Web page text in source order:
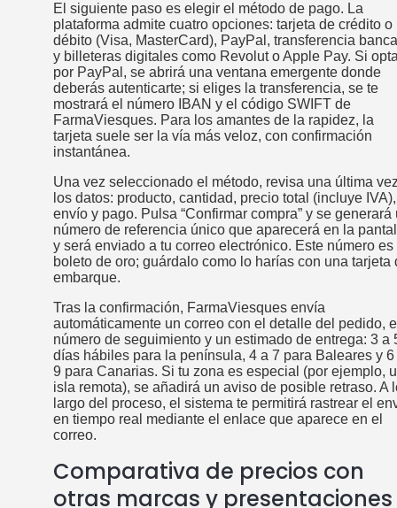
El siguiente paso es elegir el método de pago. La
plataforma admite cuatro opciones: tarjeta de crédito o
débito (Visa, MasterCard), PayPal, transferencia
y billeteras digitales como Revolut o Apple Pay. Si
por PayPal, se abrirá una ventana emergente donde
deberás autenticarte; si eliges la transferencia, se te
mostrará el número IBAN y el código SWIFT de
FarmaViesques. Para los amantes de la rapidez, la
tarjeta suele ser la vía más veloz, con confirmación
instantánea.
Una vez seleccionado el método, revisa una última
los datos: producto, cantidad, precio total (incluye IVA),
envío y pago. Pulsa “Confirmar compra” y se generará
número de referencia único que aparecerá en la
y será enviado a tu correo electrónico. Este número es
boleto de oro; guárdalo como lo harías con una tarjeta
embarque.
Tras la confirmación, FarmaViesques envía
automáticamente un correo con el detalle del pedido,
número de seguimiento y un estimado de entrega: 3 a
días hábiles para la península, 4 a 7 para Baleares y 6
9 para Canarias. Si tu zona es especial (por ejemplo,
isla remota), se añadirá un aviso de posible retraso. A
largo del proceso, el sistema te permitirá rastrear el
en tiempo real mediante el enlace que aparece en el
correo.
Comparativa de precios con
otras marcas y presentaciones